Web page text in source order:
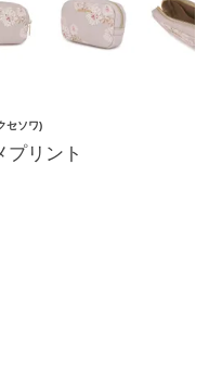
セソワ)
プリント